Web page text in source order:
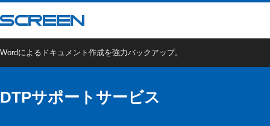
Wordによるドキュメント作成を強力バックアップ。
DTPサポートサービス